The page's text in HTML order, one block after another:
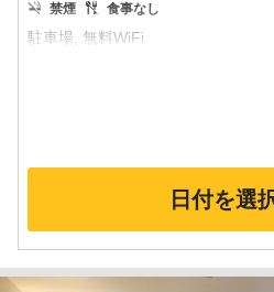
禁煙 食事なし
日付を選